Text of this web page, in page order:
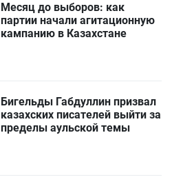
Месяц до выборов: как
партии начали агитационную
кампанию в Казахстане
Бигельды Габдуллин призвал
казахских писателей выйти за
пределы аульской темы